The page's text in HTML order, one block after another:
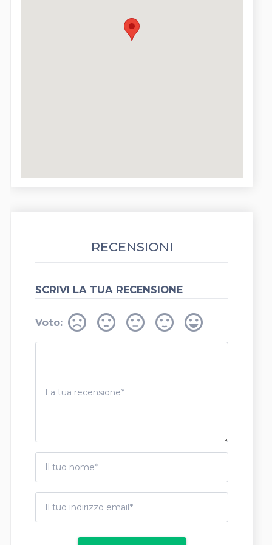
RECENSIONI
SCRIVI LA TUA RECENSIONE
Voto: sentiment_very_dissatisfied sentiment_dissatisfied sentiment_neutral sentiment_satisfied sentiment_very_satisfied
La tua recensione
Il tuo nome
Il tuo indirizzo email